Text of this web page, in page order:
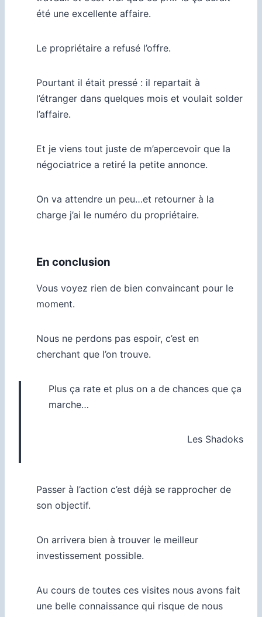
été une excellente affaire.
Le propriétaire a refusé l’offre.
Pourtant il était pressé : il repartait à
l’étranger dans quelques mois et voulait solder
l’affaire.
Et je viens tout juste de m’apercevoir que la
négociatrice a retiré la petite annonce.
On va attendre un peu…et retourner à la
charge j’ai le numéro du propriétaire.
En conclusion
Vous voyez rien de bien convaincant pour le
moment.
Nous ne perdons pas espoir, c’est en
cherchant que l’on trouve.
Plus ça rate et plus on a de chances que ça
marche…
Les Shadoks
Passer à l’action c’est déjà se rapprocher de
son objectif.
On arrivera bien à trouver le meilleur
investissement possible.
Au cours de toutes ces visites nous avons fait
une belle connaissance qui risque de nous